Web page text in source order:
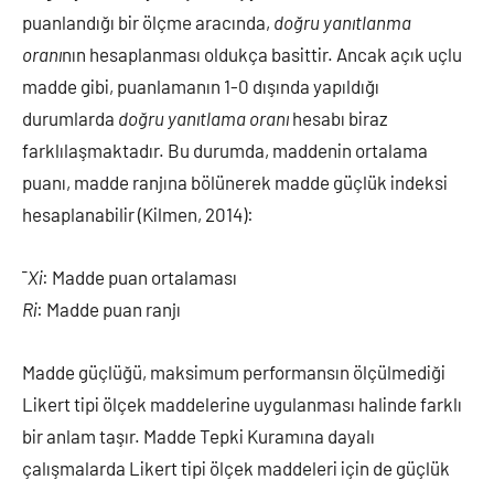
puanlandığı bir ölçme aracında, doğru yanıtlanma
oranının hesaplanması oldukça basittir. Ancak açık uçlu
madde gibi, puanlamanın 1-0 dışında yapıldığı
durumlarda doğru yanıtlama oranı hesabı biraz
farklılaşmaktadır. Bu durumda, maddenin ortalama
puanı, madde ranjına bölünerek madde güçlük indeksi
hesaplanabilir (Kilmen, 2014):
¯Xi: Madde puan ortalaması
Ri: Madde puan ranjı
Madde güçlüğü, maksimum performansın ölçülmediği
Likert tipi ölçek maddelerine uygulanması halinde farklı
bir anlam taşır. Madde Tepki Kuramına dayalı
çalışmalarda Likert tipi ölçek maddeleri için de güçlük